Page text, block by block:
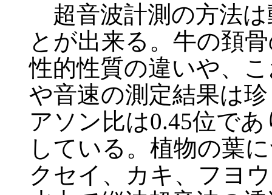
超音波計測の方法は
とが出来る。牛の頚
性的性質の違いや、
や音速の測定結果は
アソン比は0.45位で
している。植物の葉
クセイ、カキ、フヨ